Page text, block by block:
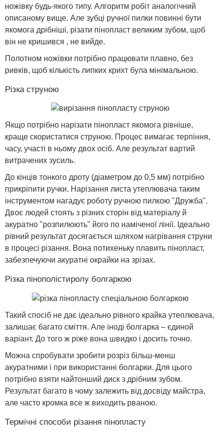
ножівку будь-якого типу. Алгоритм робіт аналогічний
описаному вище. Але зубці ручної пилки повинні бути
якомога дрібніші, різати пінопласт великим зубом, щоб
він не кришився , не вийде.
Полотном ножівки потрібно працювати плавно, без
ривків, щоб кількість липких крихт була мінімальною.
Різка струною
Якщо потрібно нарізати пінопласт якомога рівніше,
краще скористатися струною. Процес вимагає терпіння,
часу, участі в ньому двох осіб. Але результат вартий
витрачених зусиль.
До кінців тонкого дроту (діаметром до 0,5 мм) потрібно
прикріпити ручки. Нарізання листа утеплювача таким
інструментом нагадує роботу ручною пилкою "Дружба".
Двоє людей стоять з різних сторін від матеріалу й
акуратно "розпилюють" його по наміченої лінії. Ідеально
рівний результат досягається шляхом нагрівання струни
в процесі різання. Вона потихеньку плавить пінопласт,
забезпечуючи акуратні окрайки на зрізах.
Різка пінополістиролу болгаркою
Такий спосіб не дає ідеально рівного крайка утеплювача,
залишає багато сміття. Але іноді болгарка – єдиной
варіант. До того ж ріже вона швидко і досить точно.
Можна спробувати зробити розріз більш-менш
акуратними і при використанні болгарки. Для цього
потрібно взяти найтонший диск з дрібним зубом.
Результат багато в чому залежить від досвіду майстра,
але часто кромка все ж виходить рваною.
Термічні способи різання пінопласту